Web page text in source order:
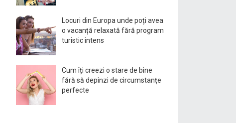
Locuri din Europa unde poți avea
o vacanță relaxată fără program
turistic intens
Cum îți creezi o stare de bine
fără să depinzi de circumstanțe
perfecte